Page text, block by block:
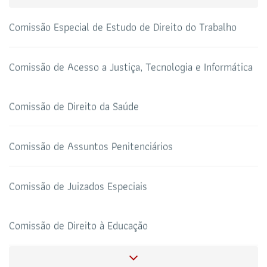
69 3217-2099
TELEFONE
E-MAIL TRIBUNAL DE ÉTICA CANAL PRERROGATIVAS
Comissão Especial de Estudo de Direito do Trabalho
Comissão de Acesso a Justiça, Tecnologia e Informática
Comissão de Direito da Saúde
Comissão de Assuntos Penitenciários
Comissão de Juizados Especiais
Comissão de Direito à Educação